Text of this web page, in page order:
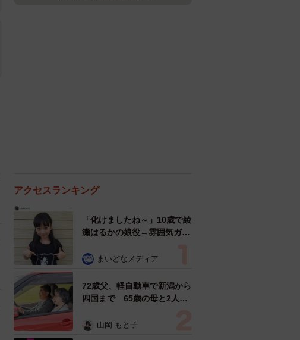
アクセスランキング
「化けましたね～」10歳で綾
瀬はるかの娘役→雰囲気ガラ
雰囲気が」「宝塚に入れそ
まいどなメディア
72歳父、軽自動車で新潟から
四国まで 65歳の母と2人で
憩まで分刻み… 「大学生で
山岡 もと子